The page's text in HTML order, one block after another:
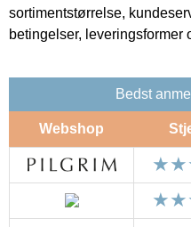
sortimentstørrelse,
betingelser, leveringsformer
Bedst
Webshop